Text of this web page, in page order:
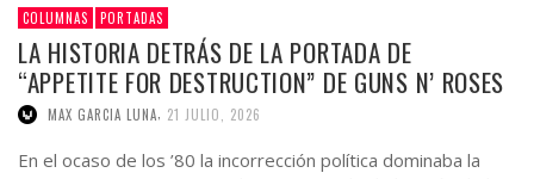
COLUMNAS PORTADAS
LA HISTORIA DETRÁS DE LA PORTADA DE
“APPETITE FOR DESTRUCTION” DE GUNS N’ ROSES
MAX GARCIA LUNA 21 JULIO, 2026
En el ocaso de los ’80 la incorrección política dominaba la